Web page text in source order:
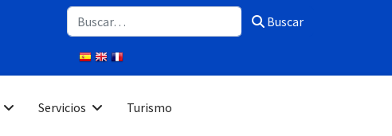
Buscar Buscar
Servicios Turismo